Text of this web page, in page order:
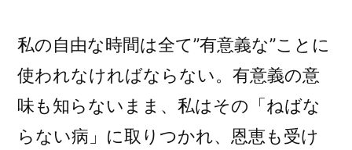
私の自由な時間は全て”有意義な”ことに
使われなければならない。有意義の意
味も知らないまま、私はその「ねばな
らない病」に取りつかれ、恩恵も受け